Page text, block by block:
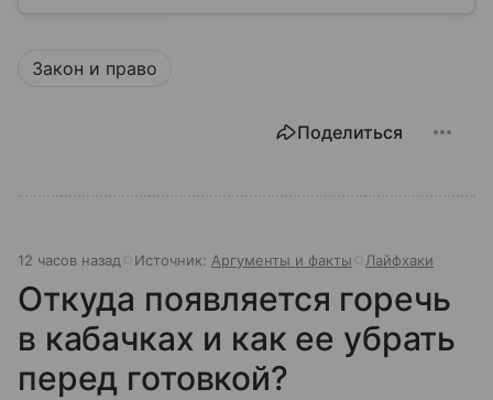
Закон и право
Поделиться
12 часов назад Источник: Аргументы и факты Лайфхаки
Откуда появляется горечь
в кабачках и как ее убрать
перед готовкой?